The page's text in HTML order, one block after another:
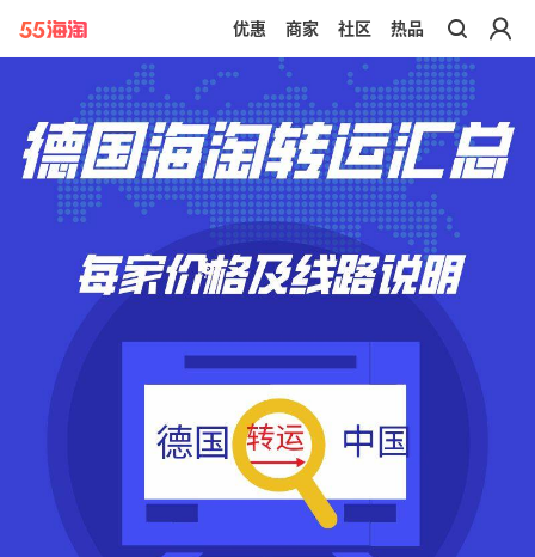
带你去官网买正品
优惠 商家 社区 热品